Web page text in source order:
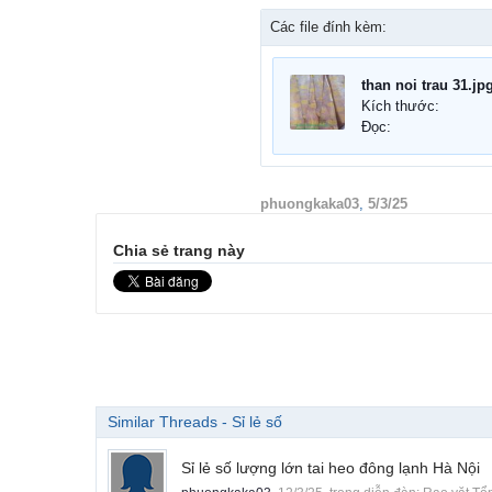
Các file đính kèm:
than noi trau 31.jpg
Kích thước:
Đọc:
phuongkaka03, 5/3/25
Chia sẻ trang này
Similar Threads - Sỉ lẻ số
Sỉ lẻ số lượng lớn tai heo đông lạnh Hà Nội